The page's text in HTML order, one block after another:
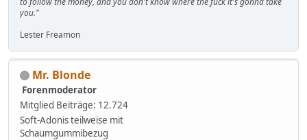
you."
Lester Freamon
Mr. Blonde
Forenmoderator
Mitglied Beiträge: 12.724
Soft-Adonis teilweise mit
Schaumgummibezug